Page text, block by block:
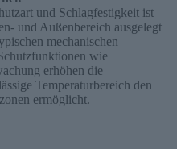
und Schlagfestigkeit ist
und Außenbereich ausgelegt
mechanischen
wie
erhöhen die
Temperaturbereich den
ermöglicht.